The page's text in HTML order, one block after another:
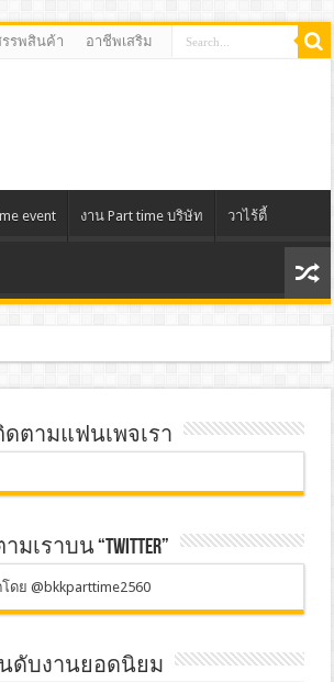
รรพสินค้า อาชีพเสริม
event งาน Part time บริษัท วาไร้ตี้
ตามแฟนเพจเรา
เราบน “TWITTER”
ดย @bkkparttime2560
นดับงานยอดนิยม